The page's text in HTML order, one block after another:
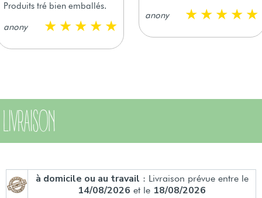
Produits tré bien emballés.
anony
anony
LIVRAISON
à domicile ou au travail : Livraison prévue entre le
14/08/2026 et le 18/08/2026